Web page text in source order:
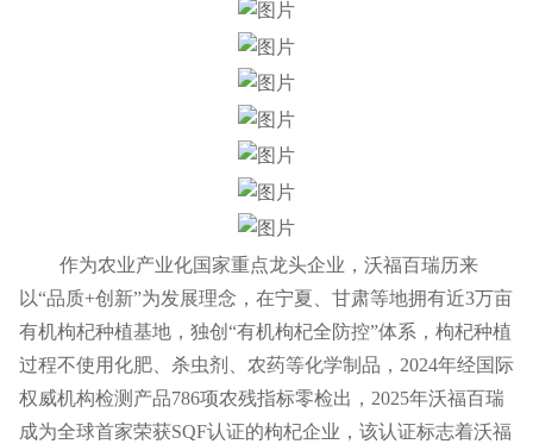
作为农业产业化国家重点龙头企业 ，沃福百瑞历来
以“品质+创新”为发展理念，在宁夏、甘肃等地拥有近3万亩
有机枸杞种植基地，独创“有机枸杞全防控”体系，枸杞种植
过程不使用化肥、杀虫剂、农药等化学制品，2024年经国际
权威机构检测产品786项农残指标零检出，2025年沃福百瑞
成为全球首家荣获SQF认证的枸杞企业，该认证标志着沃福